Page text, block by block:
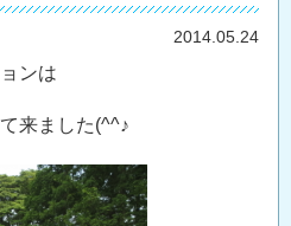
2014.05.24
ンは
来ました(^^♪